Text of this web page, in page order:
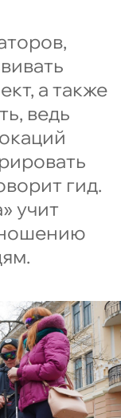
а также
ведь
гид.
учит